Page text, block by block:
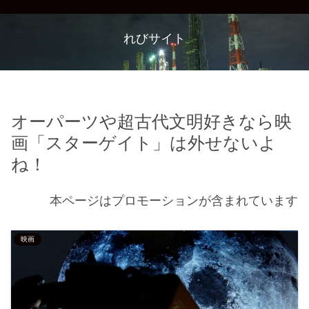
れびサイト
オーパーツや超古代文明好きなら映
画「スターゲイト」は外せないよ
ね！
本ページはプロモーションが含まれています
映画